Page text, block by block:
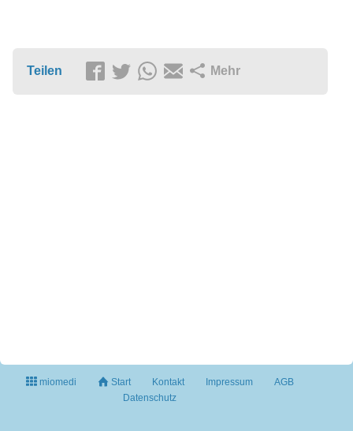
Teilen Mehr
miomedi Start Kontakt Impressum
AGB
Datenschutz